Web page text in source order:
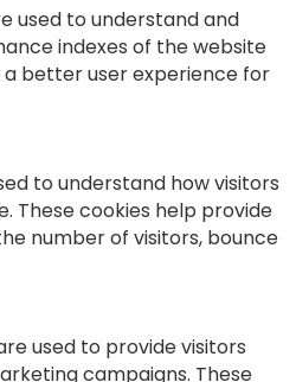
used to understand and
indexes of the website
a better user experience for
to understand how visitors
These cookies help provide
number of visitors, bounce
used to provide visitors
campaigns. These